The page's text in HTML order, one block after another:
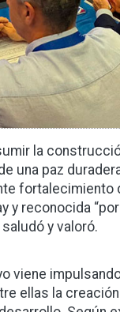
la
una paz
fortalecimiento
y reconocida
y valoró.
viene
ellas la